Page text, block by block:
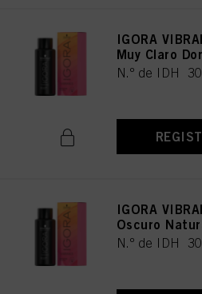
IGORA
Muy Claro
N.º de IDH
IGORA
Oscuro
N.º de IDH
utilizarán las cookies que sean
este sitio web .